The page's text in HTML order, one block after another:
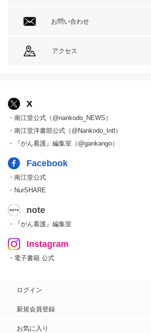
お問い合わせ
アクセス
X
・南江堂公式（@nankodo_NEWS）
・南江堂洋書部公式（@Nankodo_Intl）
・『がん看護』編集室（@gankango）
Facebook
・南江堂公式
・NurSHARE
note
・『がん看護』編集室
Instagram
・電子書籍 公式
ログイン
新規会員登録
お気に入り